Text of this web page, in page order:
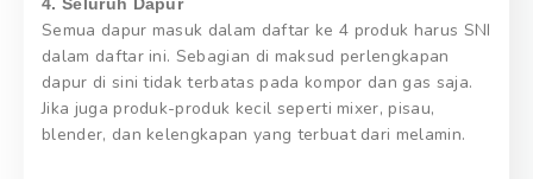
Semua dapur masuk dalam daftar ke 4 produk harus SNI
dalam daftar ini. Sebagian di maksud perlengkapan
dapur di sini tidak terbatas pada kompor dan gas saja.
Jika juga produk-produk kecil seperti mixer, pisau,
blender, dan kelengkapan yang terbuat dari melamin.